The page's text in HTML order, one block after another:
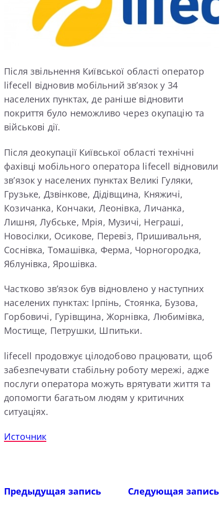
Після звільнення Київської області оператор
lifecell відновив мобільний зв’язок у 34
населених пунктах, де раніше відновити
покриття було неможливо через окупацію та
військові дії.
Після деокупації Київської області технічні
фахівці мобільного оператора lifecell відновили
зв’язок у населених пунктах Великі Гуляки,
Грузьке, Дзвінкове, Дідівщина, Княжичі,
Козичанка, Кончаки, Леонівка, Личанка,
Лишня, Лубське, Мрія, Музичі, Неграші,
Новосілки, Осикове, Перевіз, Пришивальня,
Соснівка, Томашівка, Ферма, Чорногородка,
Яблунівка, Ярошівка.
Частково зв’язок був відновлено у наступних
населених пунктах: Ірпінь, Стоянка, Бузова,
Горбовичі, Гурівщина, Жорнівка, Любимівка,
Мостище, Петрушки, Шпитьки.
lifecell продовжує цілодобово працювати, щоб
забезпечувати стабільну роботу мережі, адже
послуги оператора можуть врятувати життя та
допомогти багатьом людям у критичних
ситуаціях.
Источник
Предыдущая запись Следующая запись